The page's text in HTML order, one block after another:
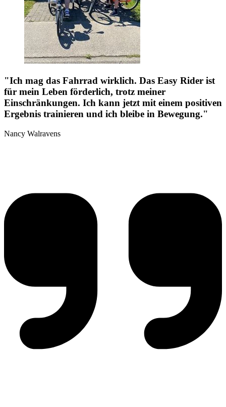
"Ich mag das Fahrrad wirklich. Das Easy Rider ist
für mein Leben förderlich, trotz meiner
Einschränkungen. Ich kann jetzt mit einem positiven
Ergebnis trainieren und ich bleibe in Bewegung."
Nancy Walravens